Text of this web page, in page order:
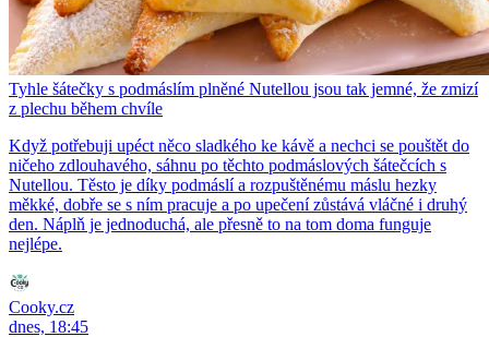
Tyhle šátečky s podmáslím plněné Nutellou jsou tak jemné, že zmizí
z plechu během chvíle
Když potřebuji upéct něco sladkého ke kávě a nechci se pouštět do
ničeho zdlouhavého, sáhnu po těchto podmáslových šátečcích s
Nutellou. Těsto je díky podmáslí a rozpuštěnému máslu hezky
měkké, dobře se s ním pracuje a po upečení zůstává vláčné i druhý
den. Náplň je jednoduchá, ale přesně to na tom doma funguje
nejlépe.
Cooky.cz
dnes, 18:45